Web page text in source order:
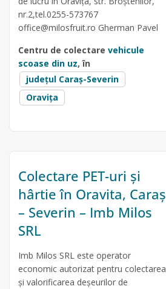
nr.2,tel.0255-573767
office@milosfruit.ro Gherman Pavel
Centru de colectare vehicule
scoase din uz, în
județul Caraș-Severin
Oravița
Colectare PET-uri și
hârtie în Oravita, Caraș
– Severin – Imb Milos
SRL
Imb Milos SRL este operator
economic autorizat pentru colectarea
și valorificarea deșeurilor de